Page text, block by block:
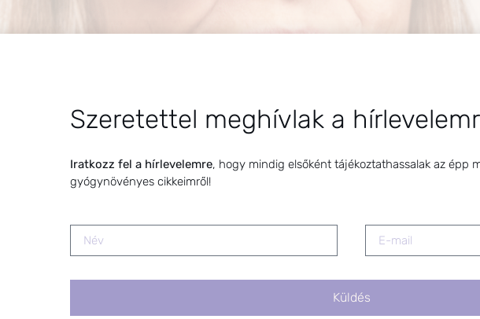
idegesség és a hormonális egyensúly fontossága A menopauza – azaz
kihívásokkal teli korszak minden nő életében. A biológiai ciklus végső
zajló hormonális átrendeződés évekig befolyásolhatja a testi-lelki
tükrében
Szeretettel meghívlak a
Iratkozz fel a hírlevelemre, hogy mindig elsőként tájékoztathassalak az épp
gyógynövényes cikkeimről!
Küldés